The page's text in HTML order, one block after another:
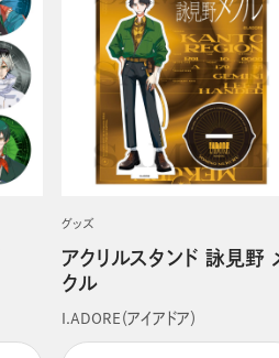
グッズ
アクリルスタンド 詠見野
クル
I.ADORE（アイアドア）